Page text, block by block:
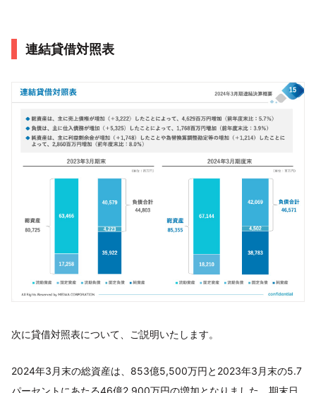
連結貸借対照表
次に貸借対照表について、ご説明いたします。
2024年3月末の総資産は、853億5,500万円と2023年3月末の5.7
パーセントにあたる46億2,900万円の増加となりました。期末日